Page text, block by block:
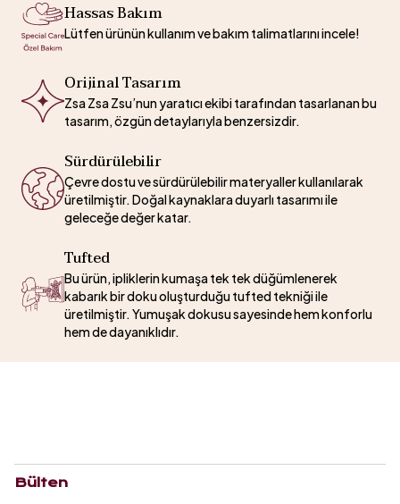
Hassas Bakım
Lütfen ürünün kullanım ve bakım talimatlarını incele!
Orijinal Tasarım
Zsa Zsa Zsu’nun yaratıcı ekibi tarafından tasarlanan bu
tasarım, özgün detaylarıyla benzersizdir.
Sürdürülebilir
Çevre dostu ve sürdürülebilir materyaller kullanılarak
üretilmiştir. Doğal kaynaklara duyarlı tasarımı ile
geleceğe değer katar.
Tufted
Bu ürün, ipliklerin kumaşa tek tek düğümlenerek
kabarık bir doku oluşturduğu tufted tekniği ile
üretilmiştir. Yumuşak dokusu sayesinde hem konforlu
hem de dayanıklıdır.
Bülten